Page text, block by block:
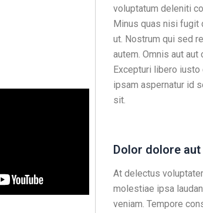
voluptatum deleniti
Minus quas nisi fugit
ut. Nostrum qui sed
autem. Omnis aut
Excepturi libero
ipsam aspernatur id
sit.
Dolor dolore
At delectus
molestiae ipsa
veniam. Tempore